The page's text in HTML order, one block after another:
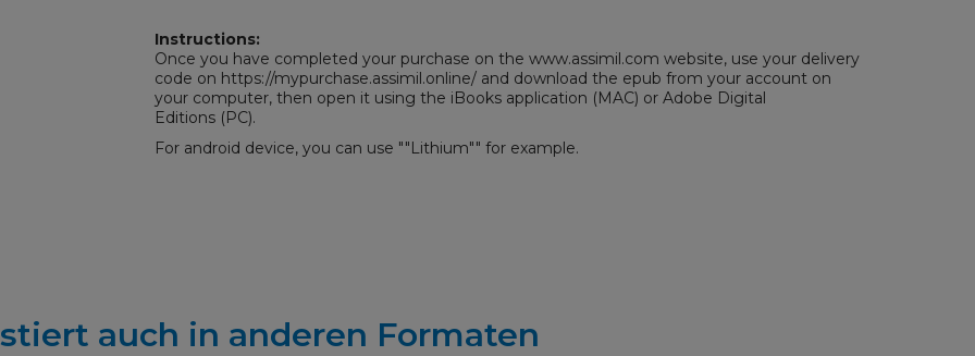
Instructions:
Once you have completed your purchase on the www.assimil.com website, use your delivery
code on https://mypurchase.assimil.online/ and download the epub from your account on
your computer, then open it using the iBooks application (MAC) or Adobe Digital
Editions(PC).
For android device, you can use ""Lithium"" for example.
auch in anderen Formaten